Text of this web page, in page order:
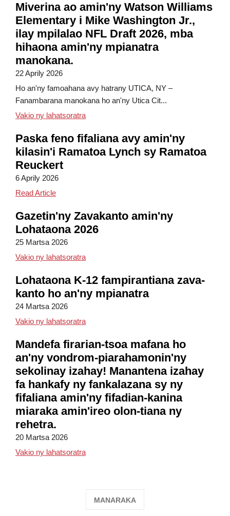
Miverina ao amin'ny Watson Williams
Elementary i Mike Washington Jr.,
ilay mpilalao NFL Draft 2026, mba
hihaona amin'ny mpianatra
manokana.
22 Aprily 2026
Ho an'ny famoahana avy hatrany UTICA, NY –
Fanambarana manokana ho an'ny Utica Cit...
Vakio ny lahatsoratraMike Washington Jr., mpilalao NFL Draft
Paska feno fifaliana avy amin'ny
kilasin'i Ramatoa Lynch sy Ramatoa
Reuckert
6 Aprily 2026
Read ArticleHoppy Easter from Mrs. Lynch and Ms. Reuckert's
Gazetin'ny Zavakanto amin'ny
Lohataona 2026
25 Martsa 2026
Vakio ny lahatsoratraGazetin'ny Zavakanto amin'ny Lohataona
Lohataona K-12 fampirantiana zava-
kanto ho an'ny mpianatra
24 Martsa 2026
Vakio ny lahatsoratraFampirantiana Zavakanto ho an'ny
Mandefa firarian-tsoa mafana ho
an'ny vondrom-piarahamonin'ny
sekolinay izahay! Manantena izahay
fa hankafy ny fankalazana sy ny
fifaliana amin'ny fifadian-kanina
miaraka amin'ireo olon-tiana ny
rehetra.
20 Martsa 2026
Vakio ny lahatsoratraMandefa firarian-tsoa mafana ho an'ny
MANARAKA